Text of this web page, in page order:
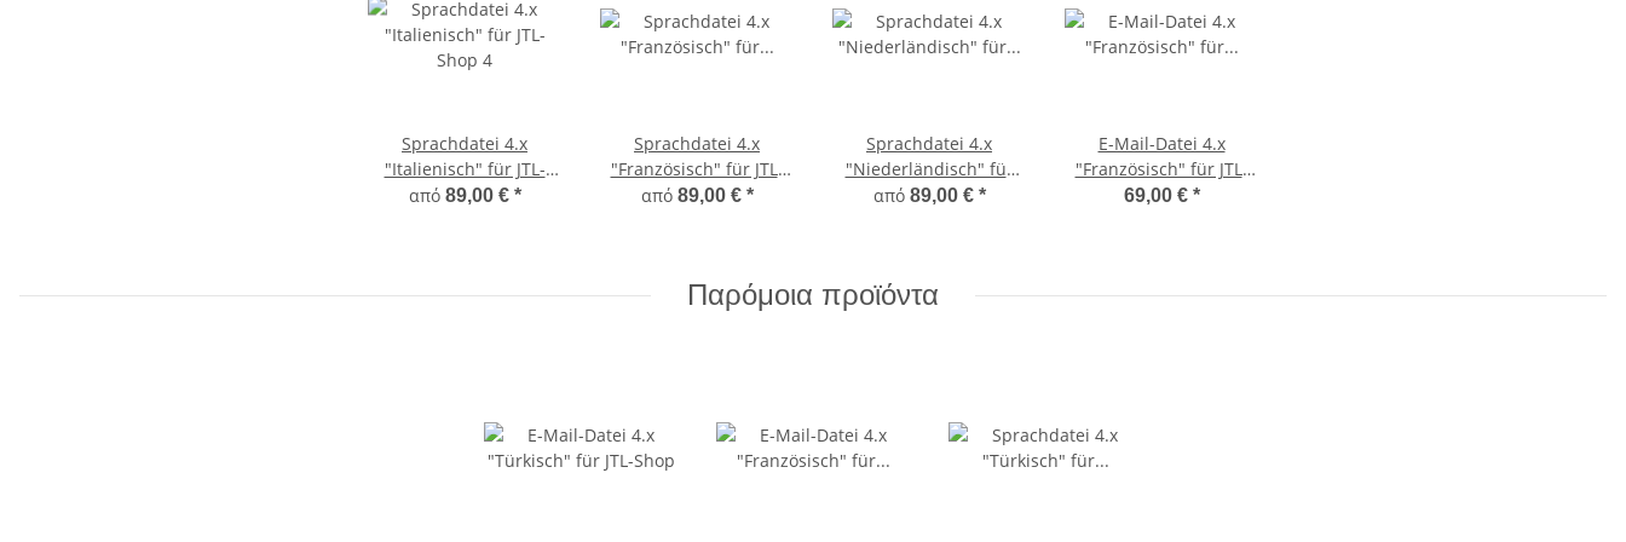
Sprachdatei 4.x
"Italienisch" für JTL-
Shop 4
από 89,00 € *
Sprachdatei 4.x
"Französisch" für JTL-
Shop 4
από 89,00 € *
Sprachdatei 4.x
"Niederländisch" für
JTL-Shop 4
από 89,00 € *
E-Mail-Datei 4.x
"Französisch" für JTL-
Shop
69,00 € *
Παρόμοια προϊόντα